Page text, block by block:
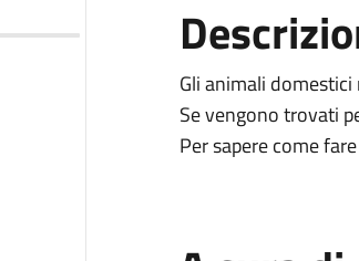
Gli animali
Se vengono trovati
Per sapere come